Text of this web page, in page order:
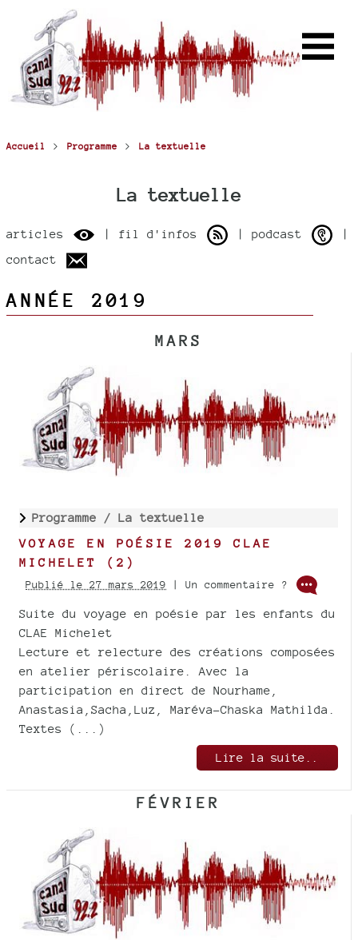
Accueil > Programme > La textuelle
La textuelle
articles | fil d'infos | podcast
|
contact
ANNÉE 2019
MARS
Programme / La textuelle
VOYAGE EN POÉSIE 2019 CLAE
MICHELET (2)
Publié le 27 mars 2019 | Un commentaire ?
Suite du voyage en poésie par les enfants du
CLAE Michelet
Lecture et relecture des créations composées
en atelier périscolaire. Avec la
participation en direct de Nourhame,
Anastasia,Sacha,Luz, Maréva-Chaska Mathilda.
Textes (...)
Lire la suite..
FÉVRIER